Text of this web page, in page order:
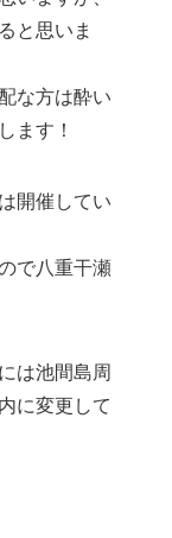
と思いま
な方は酔い
ます！
開催してい
で八重干瀬
は池間島周
に変更して